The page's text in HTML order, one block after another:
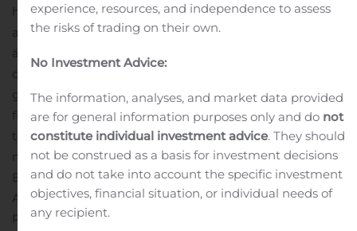
har han fungerat som tillförordnad chefekonom och
avdelningschef för Ekonomisk analys. Mårten Bjellerup
är filosofie doktor i nationalekonomi.
central och viktig roll ur flera perspektiv, både när det
gäller ekonomiska prognoser, skuldförvaltning och
finansiell stabilitet. Jag ser mycket fram emot att bidra
till att fortsätta att utveckla analysarbetet på
myndigheten, säger Mårten Bjellerup.Avdelningen för
Ekonomisk analys har cirka tolv medarbetare.
Avdelningen fungerar som ett analytiskt stöd till
Riksgäldens olika verksamhetsområden och ansvarar
experience, resources, and independence to assess
the risks of trading on their own.
No Investment Advice:
The information, analyses, and market data provided
are for general information purposes only and do not
constitute individual investment advice. They should
not be construed as a basis for investment decisions
and do not take into account the specific investment
objectives, financial situation, or individual needs of
any recipient.